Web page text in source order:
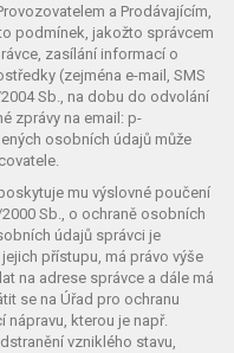
a Prodávajícím,
podmínek, jakožto správcem
zasílání informací o
(zejména e-mail, SMS
Sb., na dobu do odvolání
zprávy na email: p-
osobních údajů může
mu výslovné poučení
Sb., o ochraně osobních
údajů správci je
přístupu, má právo výše
na adrese správce a dále má
se na Úřad pro ochranu
kterou je např.
vzniklého stavu,